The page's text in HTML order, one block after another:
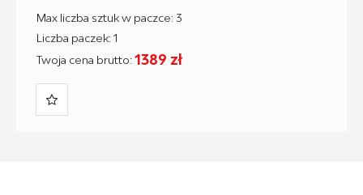
Twoja cena brutto:1389 zł
Max liczba sztuk w paczce: 3
Liczba paczek: 1